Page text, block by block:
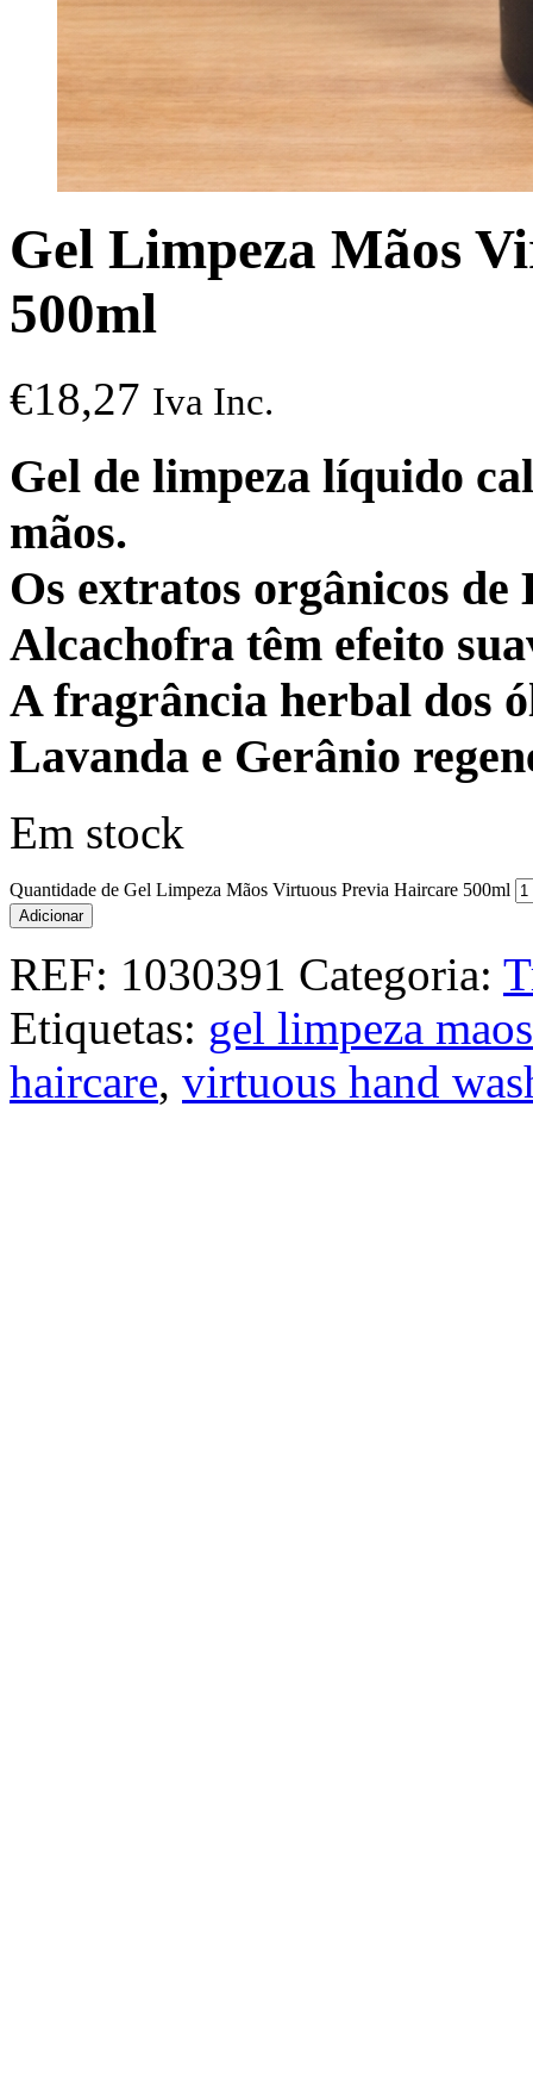
Gel Limpeza Mãos
500ml
€18,27 Iva Inc.
Gel de limpeza líquido
mãos.
Os extratos orgânicos de
Alcachofra têm efeito
A fragrância herbal dos
Lavanda e Gerânio
Em stock
Quantidade de Gel Limpeza Mãos Virtuous Previa Haircare 500ml
Adicionar
REF: 1030391 Categoria:
Etiquetas: gel limpeza
haircare, virtuous hand